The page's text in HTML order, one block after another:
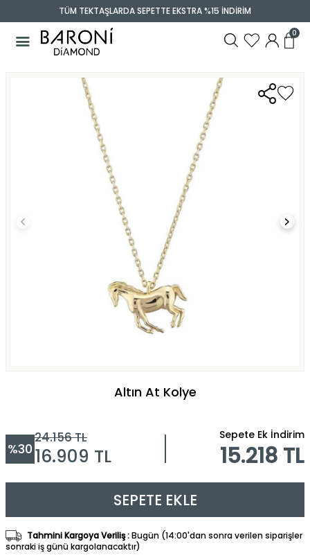
TÜM TEKTAŞLARDA SEPETTE EKSTRA %15 İNDİRİM
0
Altın At Kolye
%30
24.156TL
16.909 TL
Sepete Ek İndirim
15.218 TL
SEPETE EKLE
Tahmini Kargoya Veriliş :Bugün (14:00'dan sonra verilen siparişler
sonraki iş günü kargolanacaktır)